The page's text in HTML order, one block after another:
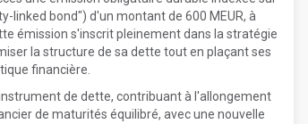
linked bond") d'un montant de 600 MEUR, à
émission s'inscrit pleinement dans la stratégie
la structure de sa dette tout en plaçant ses
financière.
de dette, contribuant à l'allongement
de maturités équilibré, avec une nouvelle